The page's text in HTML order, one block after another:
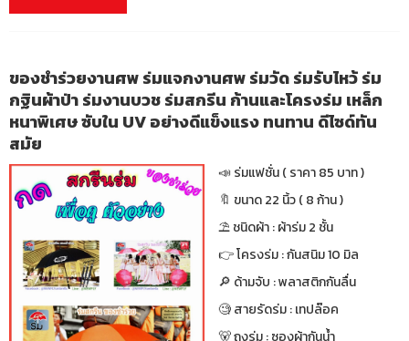
ของชำร่วยงานศพ ร่มแจกงานศพ ร่มวัด ร่มรับไหว้ ร่ม
กฐินผ้าป่า ร่มงานบวช ร่มสกรีน ก้านและโครงร่ม เหล็ก
หนาพิเศษ ซับใน UV อย่างดีแข็งแรง ทนทาน ดีไซด์ทัน
สมัย
📣 ร่มแฟชั่น ( ราคา 85 บาท )
🔖 ขนาด 22 นิ้ว ( 8 ก้าน )
⛱ ชนิดผ้า : ผ้าร่ม 2 ชั้น
👉 โครงร่ม : กันสนิม 10 มิล
🔎 ด้ามจับ : พลาสติกกันลื่น
🧐 สายรัดร่ม : เทปล๊อค